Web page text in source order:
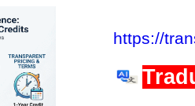
https://